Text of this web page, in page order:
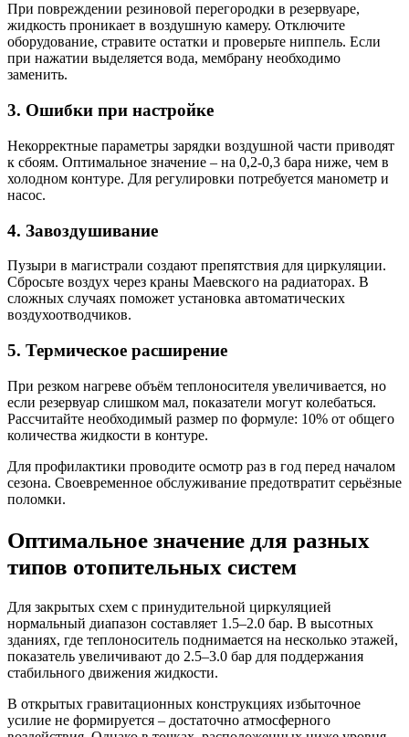
При повреждении резиновой перегородки в резервуаре,
жидкость проникает в воздушную камеру. Отключите
оборудование, стравите остатки и проверьте ниппель. Если
при нажатии выделяется вода, мембрану необходимо
заменить.
3. Ошибки при настройке
Некорректные параметры зарядки воздушной части приводят
к сбоям. Оптимальное значение – на 0,2-0,3 бара ниже, чем в
холодном контуре. Для регулировки потребуется манометр и
насос.
4. Завоздушивание
Пузыри в магистрали создают препятствия для циркуляции.
Сбросьте воздух через краны Маевского на радиаторах. В
сложных случаях поможет установка автоматических
воздухоотводчиков.
5. Термическое расширение
При резком нагреве объём теплоносителя увеличивается, но
если резервуар слишком мал, показатели могут колебаться.
Рассчитайте необходимый размер по формуле: 10% от общего
количества жидкости в контуре.
Для профилактики проводите осмотр раз в год перед началом
сезона. Своевременное обслуживание предотвратит серьёзные
поломки.
Оптимальное значение для разных
типов отопительных систем
Для закрытых схем с принудительной циркуляцией
нормальный диапазон составляет 1.5–2.0 бар. В высотных
зданиях, где теплоноситель поднимается на несколько этажей,
показатель увеличивают до 2.5–3.0 бар для поддержания
стабильного движения жидкости.
В открытых гравитационных конструкциях избыточное
усилие не формируется – достаточно атмосферного